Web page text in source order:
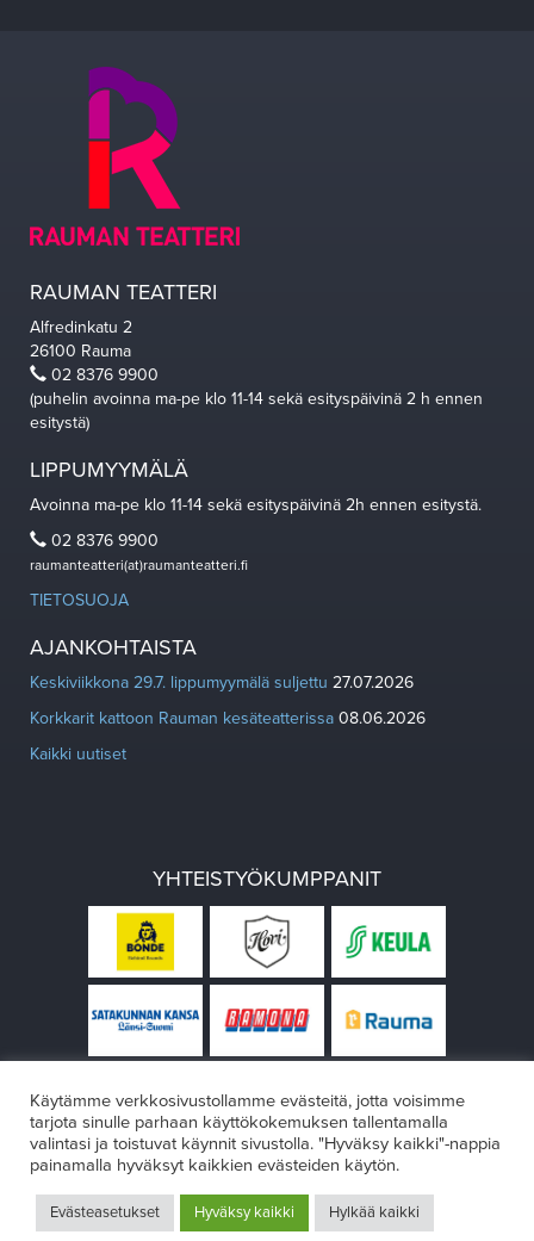
RAUMAN TEATTERI
Alfredinkatu 2
26100 Rauma
02 8376 9900
(puhelin avoinna ma-pe klo 11-14 sekä esityspäivinä 2 h ennen
esitystä)
LIPPUMYYMÄLÄ
Avoinna ma-pe klo 11-14 sekä esityspäivinä 2h ennen esitystä.
02 8376 9900
raumanteatteri(at)raumanteatteri.fi
TIETOSUOJA
AJANKOHTAISTA
Keskiviikkona 29.7. lippumyymälä suljettu 27.07.2026
Korkkarit kattoon Rauman kesäteatterissa 08.06.2026
Kaikki uutiset
YHTEISTYÖKUMPPANIT
Design:VÄRIKÄS
Käytämme verkkosivustollamme evästeitä, jotta voisimme
tarjota sinulle parhaan käyttökokemuksen tallentamalla
valintasi ja toistuvat käynnit sivustolla. "Hyväksy kaikki"-nappia
painamalla hyväksyt kaikkien evästeiden käytön.
Evästeasetukset Hyväksy kaikki Hylkää kaikki